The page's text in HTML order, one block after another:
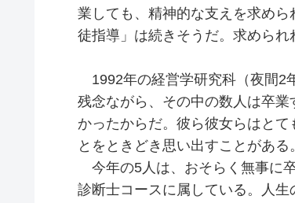
業しても、精神的な支えを求め
徒指導」は続きそうだ。求められ
1992年の経営学研究科（夜間2
残念ながら、その中の数人は卒
かったからだ。彼ら彼女らはと
とをときどき思い出すことがある。
今年の5人は、おそらく無事に
診断士コースに属している。人生